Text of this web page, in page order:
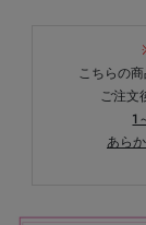
こちらの
ご注文
1
あら